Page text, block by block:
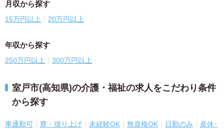
月収から探す
15万円以上 20万円以上
年収から探す
250万円以上 300万円以上
室戸市(高知県)の介護・福祉の求人をこだわり条件
から探す
車通勤可 寮・借り上げ 未経験OK 無資格OK 日勤のみ
産休･